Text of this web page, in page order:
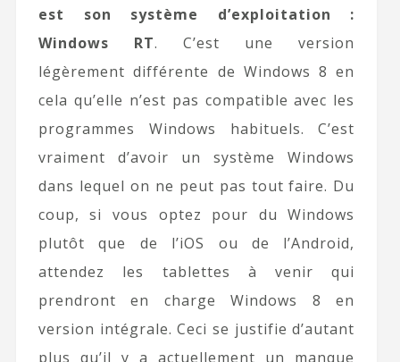
est son système d’exploitation :
Windows RT. C’est une version
légèrement différente de Windows 8 en
cela qu’elle n’est pas compatible avec les
programmes Windows habituels. C’est
vraiment d’avoir un système Windows
dans lequel on ne peut pas tout faire. Du
coup, si vous optez pour du Windows
plutôt que de l’iOS ou de l’Android,
attendez les tablettes à venir qui
prendront en charge Windows 8 en
version intégrale. Ceci se justifie d’autant
plus qu’il y a actuellement un manque